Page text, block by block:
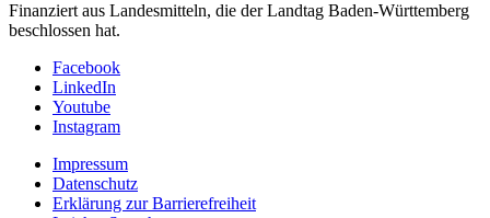
Finanziert aus Landesmitteln, die der Landtag Baden-Württemberg
beschlossen hat.
Facebook
LinkedIn
Youtube
Instagram
Impressum
Datenschutz
Erklärung zur Barrierefreiheit